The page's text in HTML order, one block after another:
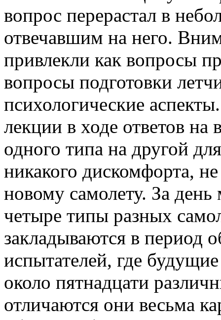
вопрос перерастал в
отвечавшим на него.
привлекли как вопросы
вопросы подготовки
психологические
лекции в ходе ответов на
одного типа на другой
никакого дискомфорта,
новому самолету. За
четыре типы разных
закладываются в период
испытателей, где
около пятнадцати
отличаются они весьма